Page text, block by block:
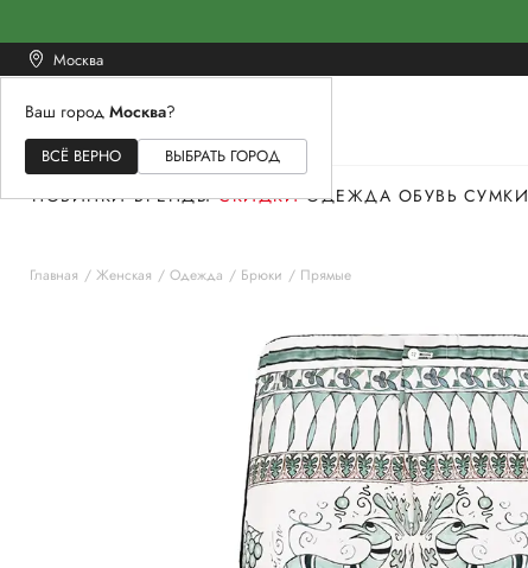
Москва
Ваш город Москва?
ВСЁ ВЕРНО ВЫБРАТЬ ГОРОД
ЖЕНСКОЕМУЖСКОЕ
НОВИНКИ БРЕНДЫ СКИДКИ ОДЕЖДА ОБУВЬ СУМКИ
Главная Женская Одежда Брюки Прямые